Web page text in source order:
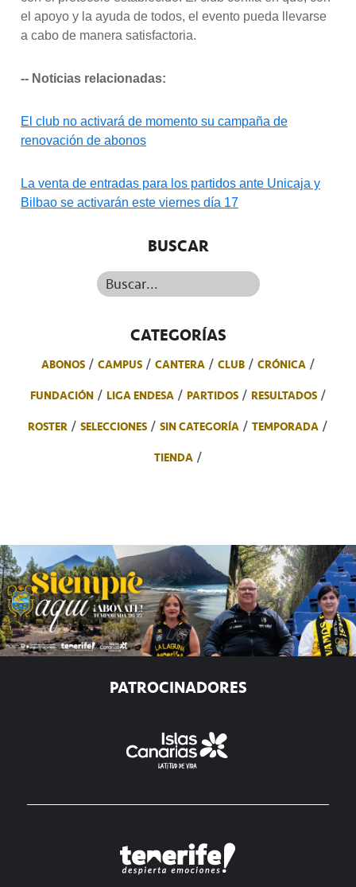
el apoyo y la ayuda de todos, el evento pueda llevarse
a cabo de manera satisfactoria.
-- Noticias relacionadas:
El club no activará de momento su campaña de
renovación de abonos
La venta de entradas para los partidos ante Unicaja y
Bilbao se activarán este viernes día 17
BUSCAR
Buscar...
CATEGORÍAS
ABONOS CAMPUS CANTERA CLUB
CRÓNICA
FUNDACIÓN
LIGA ENDESA PARTIDOS
RESULTADOS
ROSTER
SELECCIONES SIN CATEGORÍA
TEMPORADA
TIENDA
PATROCINADORES